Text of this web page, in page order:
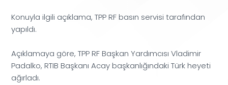
Konuyla ilgili açıklama, TPP RF basın servisi tarafından
yapıldı.
Açıklamaya göre, TPP RF Başkan Yardımcısı Vladimir
Padalko, RTIB Başkanı Acay başkanlığındaki Türk heyeti
ağırladı.